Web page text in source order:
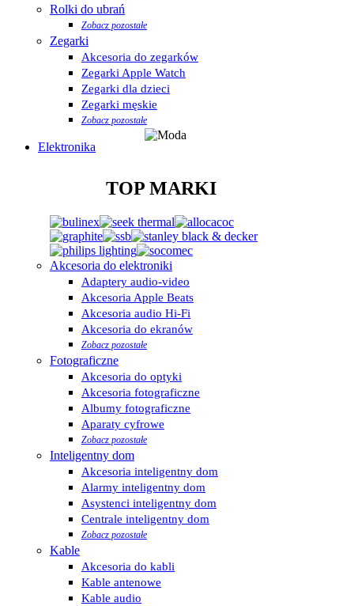
Rolki do ubrań
Zobacz pozostałe
Zegarki
Akcesoria do zegarków
Zegarki Apple Watch
Zegarki dla dzieci
Zegarki męskie
Zobacz pozostałe
Elektronika
TOP MARKI
Akcesoria do elektroniki
Adaptery audio-video
Akcesoria Apple Beats
Akcesoria audio Hi-Fi
Akcesoria do ekranów
Zobacz pozostałe
Fotograficzne
Akcesoria do optyki
Akcesoria fotograficzne
Albumy fotograficzne
Aparaty cyfrowe
Zobacz pozostałe
Inteligentny dom
Akcesoria inteligentny dom
Alarmy inteligentny dom
Asystenci inteligentny dom
Centrale inteligentny dom
Zobacz pozostałe
Kable
Akcesoria do kabli
Kable antenowe
Kable audio